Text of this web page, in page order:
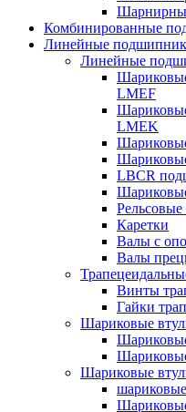
Комбинированные
Линейные
Линейные
LMEF
LMEK
LBCR
Каретки
Валы с
Валы
Винты
Гайки
Шариковые
Шариковые